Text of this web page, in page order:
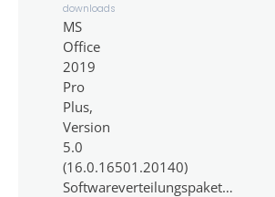
downloads
MS
Office
2019
Pro
Plus,
Version
5.0
(16.0.16501.20140)
Softwareverteilungspaket…